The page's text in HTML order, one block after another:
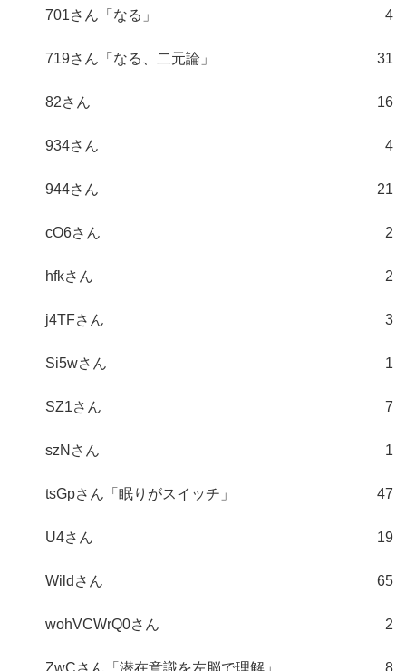
701さん「なる」 4
719さん「なる、二元論」 31
82さん 16
934さん 4
944さん 21
cO6さん 2
hfkさん 2
j4TFさん 3
Si5wさん 1
SZ1さん 7
szNさん 1
tsGpさん「眠りがスイッチ」 47
U4さん 19
Wildさん 65
wohVCWrQ0さん 2